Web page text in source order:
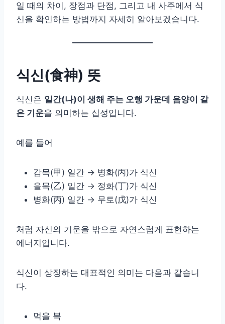
일 때의 차이, 장점과 단점, 그리고 내 사주에서 식
신을 확인하는 방법까지 자세히 알아보겠습니다.
식신(食神) 뜻
식신은 일간(나)이 생해 주는 오행 가운데 음양이 같
은 기운을 의미하는 십성입니다.
예를 들어
갑목(甲) 일간 → 병화(丙)가 식신
을목(乙) 일간 → 정화(丁)가 식신
병화(丙) 일간 → 무토(戊)가 식신
처럼 자신의 기운을 밖으로 자연스럽게 표현하는
에너지입니다.
식신이 상징하는 대표적인 의미는 다음과 같습니
다.
먹을 복